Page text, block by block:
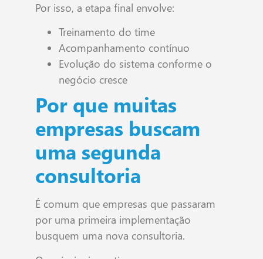
Por isso, a etapa final envolve:
Treinamento do time
Acompanhamento contínuo
Evolução do sistema conforme o
negócio cresce
Por que muitas
empresas buscam
uma segunda
consultoria
É comum que empresas que passaram
por uma primeira implementação
busquem uma nova consultoria.